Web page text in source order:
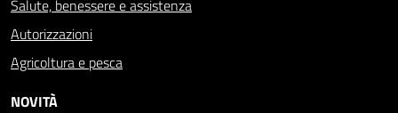
Salute, benessere e assistenza
Autorizzazioni
Agricoltura e pesca
NOVITÀ